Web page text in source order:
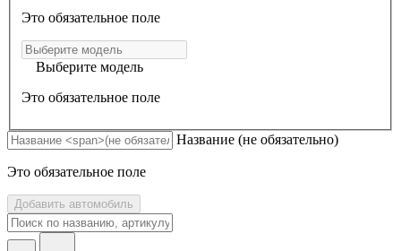
Это обязательное поле
Выберите модель
Это обязательное поле
Название (не обязательно)
Это обязательное поле
Добавить автомобиль